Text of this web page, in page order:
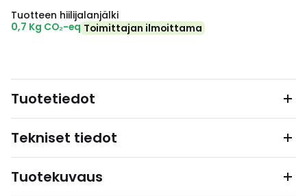
Tuotteen hiilijalanjälki
0,7 Kg CO₂-eq Toimittajan ilmoittama
Tuotetiedot
Tekniset tiedot
Tuotekuvaus